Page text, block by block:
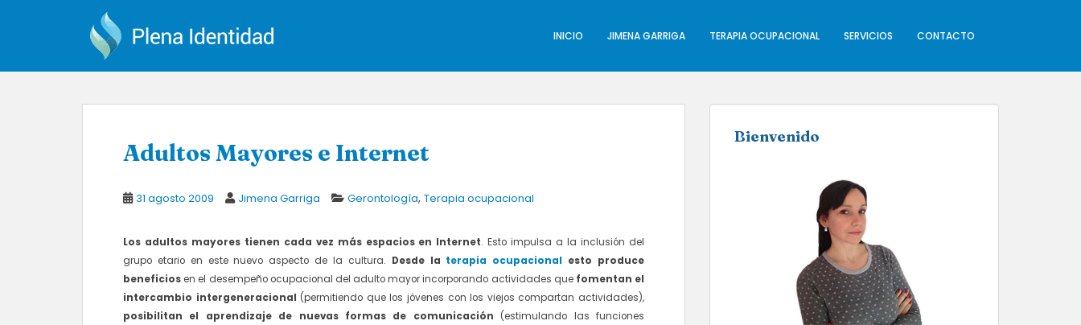
INICIO JIMENA GARRIGA TERAPIA OCUPACIONAL SERVICIOS CONTACTO
Adultos Mayores e Internet
31 agosto 2009 Jimena Garriga Gerontología, Terapia ocupacional
Los adultos mayores tienen cada vez más espacios en Internet. Esto impulsa a la inclusión del
grupo etario en este nuevo aspecto de la cultura. Desde la terapia ocupacional esto produce
beneficios en el desempeño ocupacional del adulto mayor incorporando actividades que fomentan el
intercambio intergeneracional (permitiendo que los jóvenes con los viejos compartan actividades),
posibilitan el aprendizaje de nuevas formas de comunicación (estimulando las funciones
Bienvenido